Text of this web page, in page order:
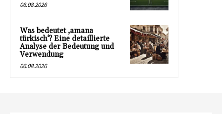
06.08.2026
Was bedeutet ‚amana
türkisch‘? Eine detaillierte
Analyse der Bedeutung und
Verwendung
06.08.2026